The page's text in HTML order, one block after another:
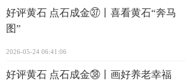
好评黄石 点石成金㊲丨喜看黄石“奔马
图”
2026-05-24 06:41:06
好评黄石 点石成金㊳丨画好养老幸福